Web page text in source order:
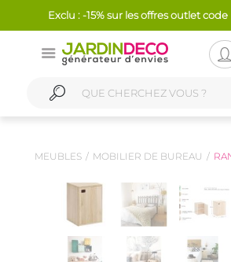
Exclu : -15% sur les offres outlet code
MEUBLES MOBILIER DE BUREAU